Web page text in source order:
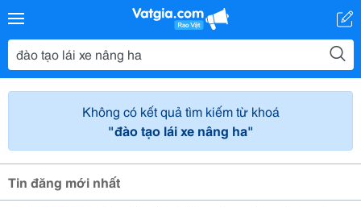
Không có kết quả tìm kiếm từ khoá
"đào tạo lái xe nâng ha"
Tin đăng mới nhất